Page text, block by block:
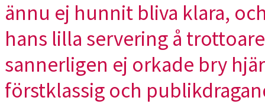
ännu ej hunnit bliva klara,
hans lilla servering å
sannerligen ej orkade bry
förstklassig och